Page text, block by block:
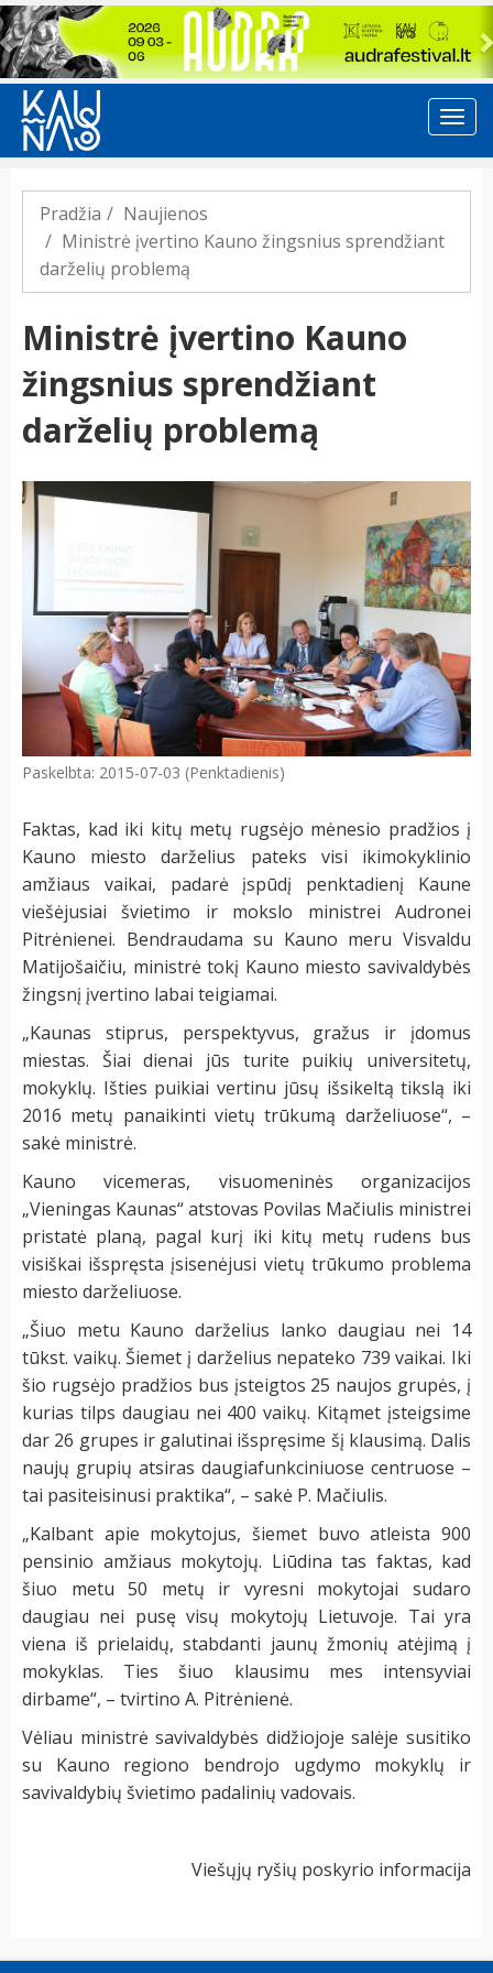
Previous
Pradžia
Naujienos
Ministrė įvertino Kauno žingsnius sprendžiant
darželių problemą
Ministrė įvertino Kauno
žingsnius sprendžiant
darželių problemą
Paskelbta: 2015-07-03 (Penktadienis)
Faktas, kad iki kitų metų rugsėjo mėnesio pradžios į
Kauno miesto darželius pateks visi ikimokyklinio
amžiaus vaikai, padarė įspūdį penktadienį Kaune
viešėjusiai švietimo ir mokslo ministrei Audronei
Pitrėnienei. Bendraudama su Kauno meru Visvaldu
Matijošaičiu, ministrė tokį Kauno miesto savivaldybės
žingsnį įvertino labai teigiamai.
„Kaunas stiprus, perspektyvus, gražus ir įdomus
miestas. Šiai dienai jūs turite puikių universitetų,
mokyklų. Išties puikiai vertinu jūsų išsikeltą tikslą iki
2016 metų panaikinti vietų trūkumą darželiuose“, –
sakė ministrė.
Kauno vicemeras, visuomeninės organizacijos
„Vieningas Kaunas“ atstovas Povilas Mačiulis ministrei
pristatė planą, pagal kurį iki kitų metų rudens bus
visiškai išspręsta įsisenėjusi vietų trūkumo problema
miesto darželiuose.
„Šiuo metu Kauno darželius lanko daugiau nei 14
tūkst. vaikų. Šiemet į darželius nepateko 739 vaikai. Iki
šio rugsėjo pradžios bus įsteigtos 25 naujos grupės, į
kurias tilps daugiau nei 400 vaikų. Kitąmet įsteigsime
dar 26 grupes ir galutinai išspręsime šį klausimą. Dalis
naujų grupių atsiras daugiafunkciniuose centruose –
tai pasiteisinusi praktika“, – sakė P. Mačiulis.
„Kalbant apie mokytojus, šiemet buvo atleista 900
pensinio amžiaus mokytojų. Liūdina tas faktas, kad
šiuo metu 50 metų ir vyresni mokytojai sudaro
daugiau nei pusę visų mokytojų Lietuvoje. Tai yra
viena iš prielaidų, stabdanti jaunų žmonių atėjimą į
mokyklas. Ties šiuo klausimu mes intensyviai
dirbame“, – tvirtino A. Pitrėnienė.
Vėliau ministrė savivaldybės didžiojoje salėje susitiko
su Kauno regiono bendrojo ugdymo mokyklų ir
savivaldybių švietimo padalinių vadovais.
Viešųjų ryšių poskyrio informacija